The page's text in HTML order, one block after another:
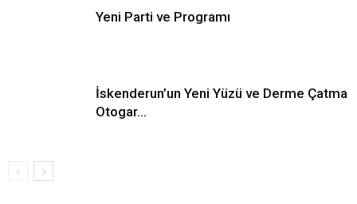
Yeni Parti ve Programı
İskenderun’un Yeni Yüzü ve Derme Çatma
Otogar…